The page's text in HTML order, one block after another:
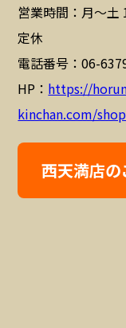
営業時間：月〜土
定休
電話番号：06-
HP： https://
kinchan.com/
西天満店